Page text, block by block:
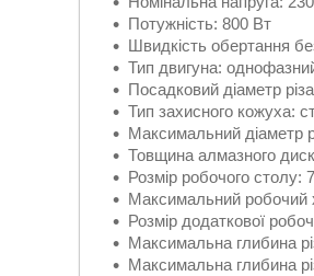
Потужність: 800 Вт
Швидкість обертання
Тип двигуна:
Посадковий діаметр
Тип захисного кожуха:
Максимальний діаметр
Товщина алмазного
Розмір робочого столу:
Максимальний робочий
Розмір додаткової
Максимальна глибина
Максимальна глибина